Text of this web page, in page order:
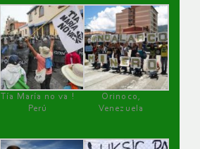
Tía María no va !
Perú
Orinoco,
Venezuela